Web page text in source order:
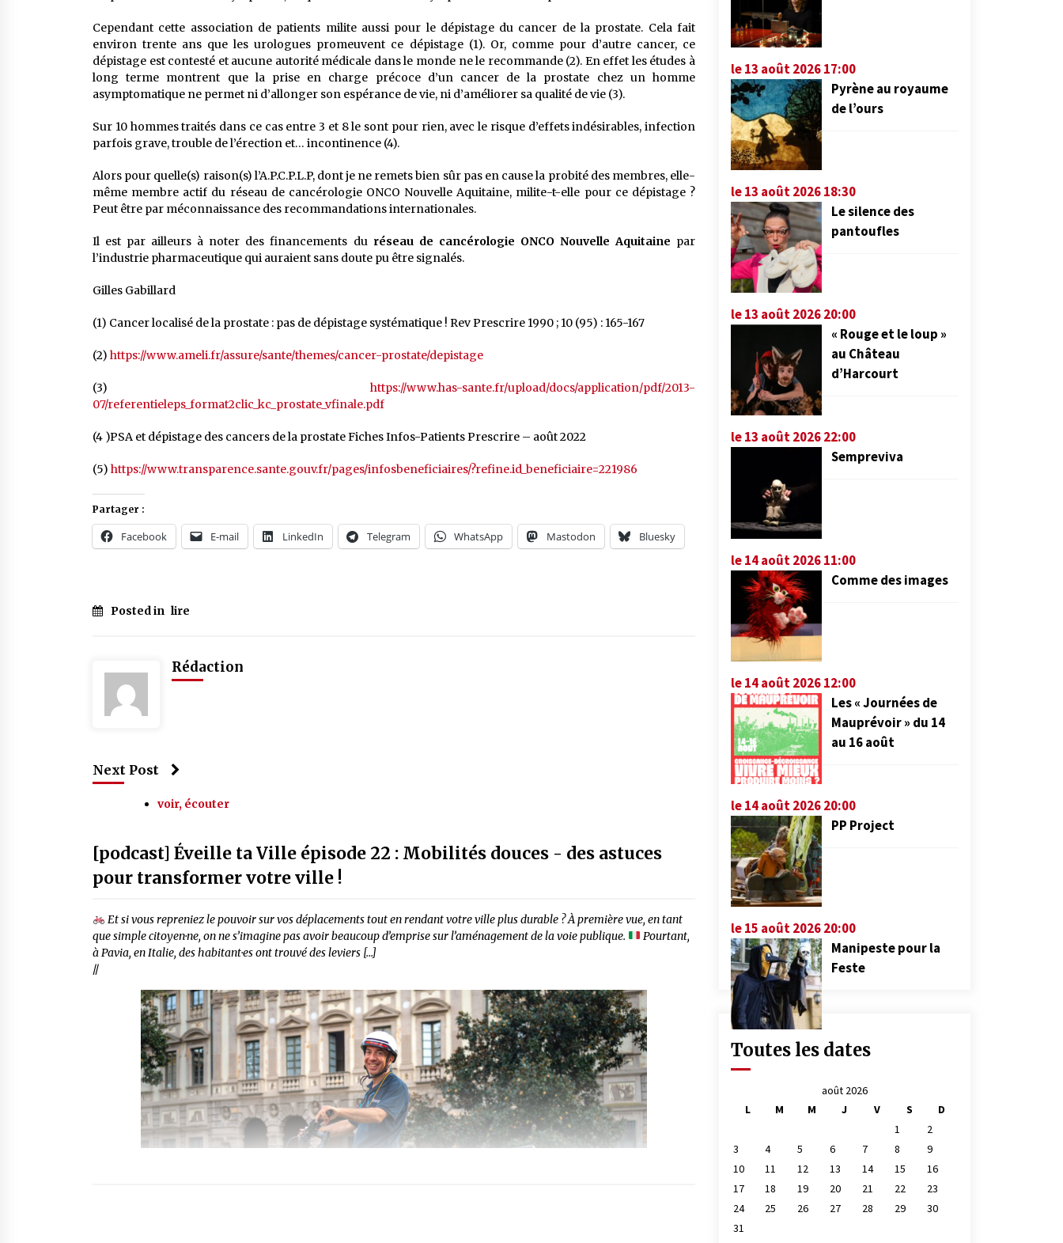
Cependant cette association de patients milite aussi pour le dépistage du cancer de la prostate. Cela fait
environ trente ans que les urologues promeuvent ce dépistage (1). Or, comme pour d’autre cancer, ce
dépistage est contesté et aucune autorité médicale dans le monde ne le recommande (2). En effet les études à
long terme montrent que la prise en charge précoce d’un cancer de la prostate chez un homme
asymptomatique ne permet ni d’allonger son espérance de vie, ni d’améliorer sa qualité de vie (3).
Sur 10 hommes traités dans ce cas entre 3 et 8 le sont pour rien, avec le risque d’effets indésirables, infection
parfois grave, trouble de l’érection et… incontinence (4).
Alors pour quelle(s) raison(s) l’A.P.C.P.L.P, dont je ne remets bien sûr pas en cause la probité des membres, elle-
même membre actif du réseau de cancérologie ONCO Nouvelle Aquitaine, milite-t-elle pour ce dépistage ?
Peut être par méconnaissance des recommandations internationales.
Il est par ailleurs à noter des financements du réseau de cancérologie ONCO Nouvelle Aquitaine par
l’industrie pharmaceutique qui auraient sans doute pu être signalés.
Gilles Gabillard
(1) Cancer localisé de la prostate : pas de dépistage systématique ! Rev Prescrire 1990 ; 10 (95) : 165-167
(2) https://www.ameli.fr/assure/sante/themes/cancer-prostate/depistage
(3) https://www.has-sante.fr/upload/docs/application/pdf/2013-
07/referentieleps_format2clic_kc_prostate_vfinale.pdf
(4 )PSA et dépistage des cancers de la prostate Fiches Infos-Patients Prescrire – août 2022
(5) https://www.transparence.sante.gouv.fr/pages/infosbeneficiaires/?refine.id_beneficiaire=221986
Partager :
Facebook E-mail LinkedIn Telegram WhatsApp Mastodon Bluesky
Posted in lire
Rédaction
Next Post
voir, écouter
[podcast] Éveille ta Ville épisode 22 : Mobilités douces - des astuces
pour transformer votre ville !
Et si vous repreniez le pouvoir sur vos déplacements tout en rendant votre ville plus durable ? À première vue, en tant
que simple citoyen·ne, on ne s’imagine pas avoir beaucoup d’emprise sur l’aménagement de la voie publique.
Pourtant,
à Pavia, en Italie, des habitant·es ont trouvé des leviers […]
//
le 13 août 2026 17:00
Pyrène au royaume
de l’ours
le 13 août 2026 18:30
Le silence des
pantoufles
le 13 août 2026 20:00
« Rouge et le loup »
au Château
d’Harcourt
le 13 août 2026 22:00
Sempreviva
le 14 août 2026 11:00
Comme des images
le 14 août 2026 12:00
Les « Journées de
Mauprévoir » du 14
au 16 août
le 14 août 2026 20:00
PP Project
le 15 août 2026 20:00
Manipeste pour la
Feste
Toutes les dates
août 2026
L
M M J V S
D
1
2
3
4 5 6 7 8
9
10
11 12 13 14 15
16
17
18 19 20 21 22
23
24
25 26 27 28 29
30
31